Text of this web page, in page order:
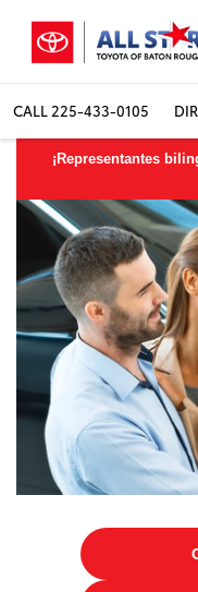
CALL 225-433-0105
¡Representantes